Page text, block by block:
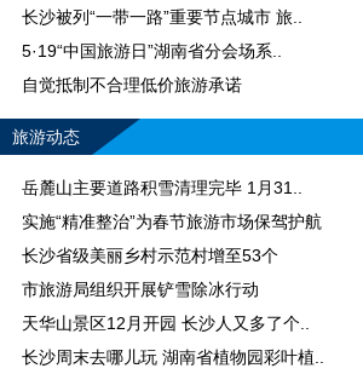
长沙被列“一带一路”重要节点城市 旅..
5·19“中国旅游日”湖南省分会场系..
自觉抵制不合理低价旅游承诺
旅游动态
岳麓山主要道路积雪清理完毕 1月31..
实施“精准整治”为春节旅游市场保驾护航
长沙省级美丽乡村示范村增至53个
市旅游局组织开展铲雪除冰行动
天华山景区12月开园 长沙人又多了个..
长沙周末去哪儿玩 湖南省植物园彩叶植..